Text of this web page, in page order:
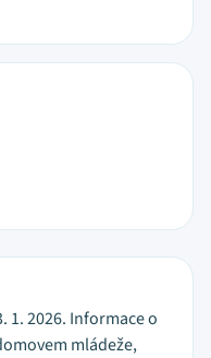
1. 2026. Informace o
mládeže,